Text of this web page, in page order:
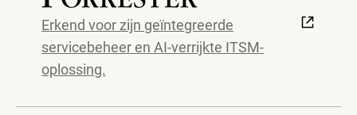
Erkend voor zijn geïntegreerde
servicebeheer en AI-verrijkte ITSM-
oplossing.